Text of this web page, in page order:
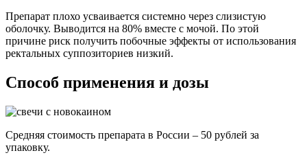
Препарат плохо усваивается системно через слизистую
оболочку. Выводится на 80% вместе с мочой. По этой
причине риск получить побочные эффекты от использования
ректальных суппозиториев низкий.
Способ применения и дозы
Средняя стоимость препарата в России – 50 рублей за
упаковку.